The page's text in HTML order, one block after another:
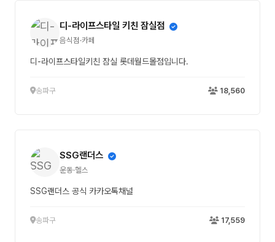
디-라이프스타일 키친 잠실점
음식점·카페
디-라이프스타일키친 잠실 롯데월드몰점입니다.
송파구 18,560
SSG랜더스
운동·헬스
SSG랜더스 공식 카카오톡채널
송파구 17,559